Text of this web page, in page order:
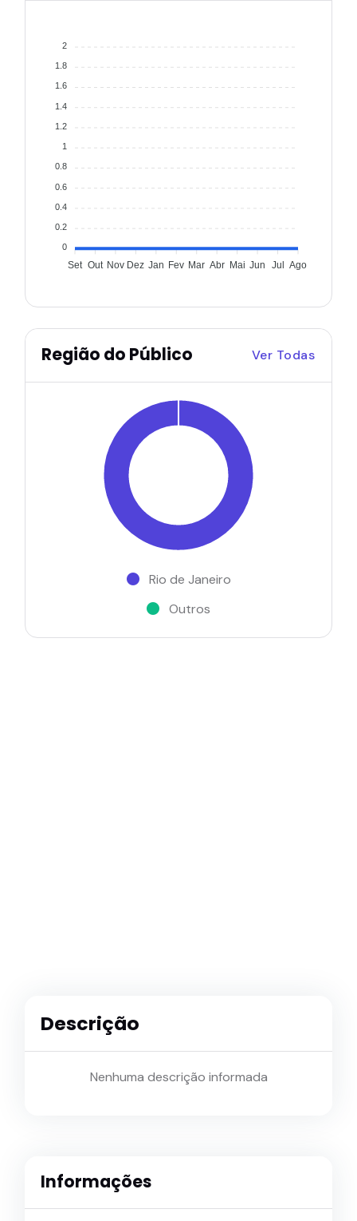
2
1.8
1.6
1.4
1.2
1
0.8
0.6
0.4
0.2
0
Set Out Nov Dez Jan Fev Mar Abr Mai Jun Jul Ago
Região do Público Ver Todas
Rio de Janeiro
Outros
Descrição
Nenhuma descrição informada
Informações